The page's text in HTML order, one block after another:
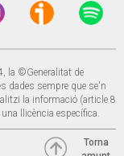
la ©Generalitat de
dades sempre que se'n
la informació (article 8
llicència específica.
Torna